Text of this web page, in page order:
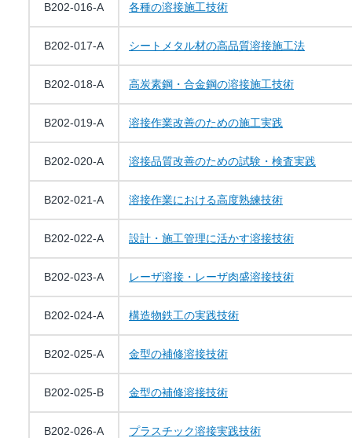
B202-016-A 各種の溶接施工技術
B202-017-A シートメタル材の高品質溶接施工法
B202-018-A 高炭素鋼・合金鋼の溶接施工技術
B202-019-A 溶接作業改善のための施工実践
B202-020-A 溶接品質改善のための試験・検査実践
B202-021-A 溶接作業における高度熟練技術
B202-022-A 設計・施工管理に活かす溶接技術
B202-023-A レーザ溶接・レーザ肉盛溶接技術
B202-024-A 構造物鉄工の実践技術
B202-025-A 金型の補修溶接技術
B202-025-B 金型の補修溶接技術
B202-026-A プラスチック溶接実践技術